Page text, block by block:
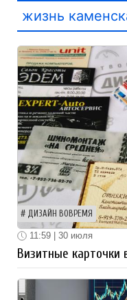
жизнь
ДИЗАЙН ВОВРЕМЯ
11:59 | 30 июля
Визитные карточки